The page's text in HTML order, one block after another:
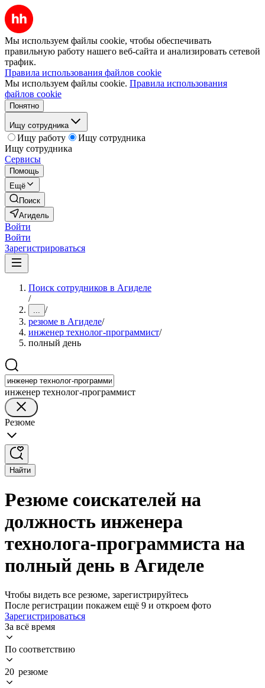
Мы используем файлы cookie, чтобы обеспечивать
правильную работу нашего веб-сайта и анализировать сетевой
трафик.
Правила использования файлов cookie
Мы используем файлы cookie. Правила использования
файлов cookie
Понятно
Ищу сотрудника
Ищу работу
Ищу сотрудника
Ищу сотрудника
Сервисы
Помощь
Ещё
Поиск
Агидель
Войти
Войти
Зарегистрироваться
Поиск сотрудников в Агиделе
/
... /
резюме в Агиделе/
инженер технолог-программист/
полный день
инженер технолог-программист
Резюме
Найти
Резюме соискателей на
должность инженера
технолога-программиста на
полный день в Агиделе
Чтобы видеть все резюме, зарегистрируйтесь
После регистрации покажем ещё 9 и откроем фото
Зарегистрироваться
За всё время
По соответствию
20 резюме